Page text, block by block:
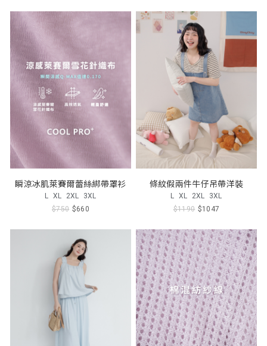
瞬涼冰肌萊賽爾蕾絲綁帶罩衫
L XL 2XL 3XL
$750 $660
條紋假兩件牛仔吊帶洋裝
L XL 2XL 3XL
$1190 $1047